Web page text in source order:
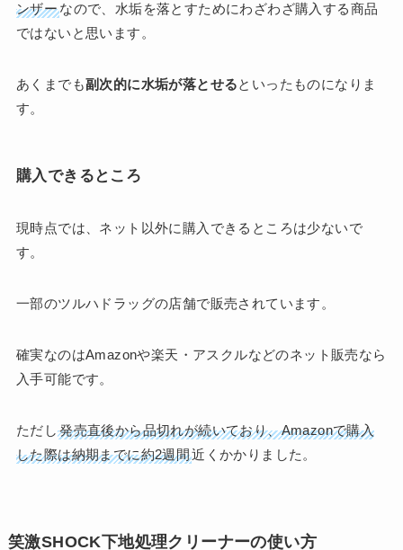
ンザーなので、水垢を落とすためにわざわざ購入する商品
ではないと思います。
あくまでも副次的に水垢が落とせるといったものになりま
す。
購入できるところ
現時点では、ネット以外に購入できるところは少ないで
す。
一部のツルハドラッグの店舗で販売されています。
確実なのはAmazonや楽天・アスクルなどのネット販売なら
入手可能です。
ただし発売直後から品切れが続いており、Amazonで購入
した際は納期までに約2週間近くかかりました。
笑激SHOCK下地処理クリーナーの使い方